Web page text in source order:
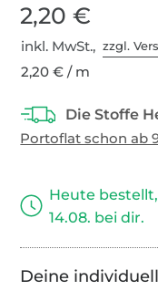
2,20 €
inkl. MwSt.,zzgl.
2,20 € / m
Heute bestellt,
14.08. bei dir.
Deine